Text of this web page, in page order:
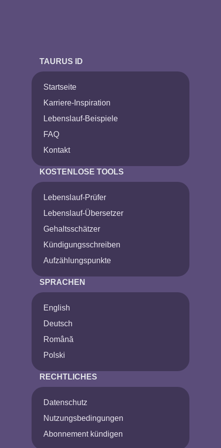
TAURUS ID
Startseite
Karriere-Inspiration
Lebenslauf-Beispiele
FAQ
Kontakt
KOSTENLOSE TOOLS
Lebenslauf-Prüfer
Lebenslauf-Übersetzer
Gehaltsschätzer
Kündigungsschreiben
Aufzählungspunkte
SPRACHEN
English
Deutsch
Română
Polski
RECHTLICHES
Datenschutz
Nutzungsbedingungen
Abonnement kündigen